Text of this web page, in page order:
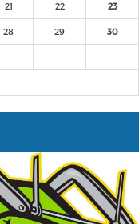
21 22 23
28 29 30